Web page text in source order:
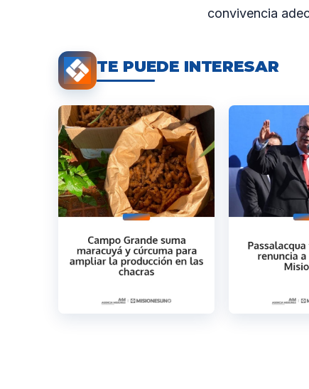
convivencia
TE PUEDE INTERESAR